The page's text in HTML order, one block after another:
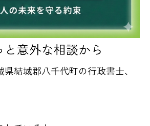
意外な相談から
県結城郡八千代町の行政書士、